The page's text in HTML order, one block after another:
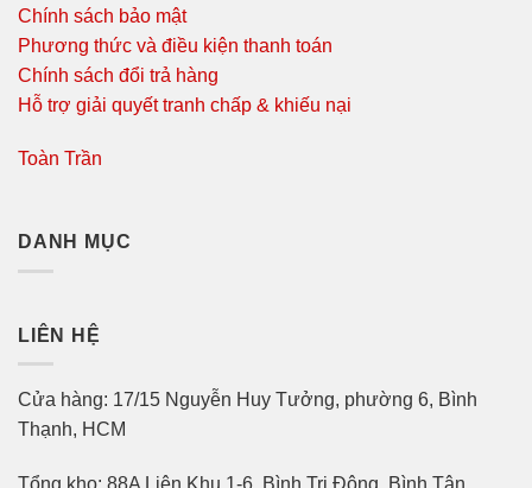
Chính sách bảo mật
Phương thức và điều kiện thanh toán
Chính sách đổi trả hàng
Hỗ trợ giải quyết tranh chấp & khiếu nại
Toàn Trần
DANH MỤC
LIÊN HỆ
Cửa hàng: 17/15 Nguyễn Huy Tưởng, phường 6, Bình
Thạnh, HCM
Tổng kho: 88A Liên Khu 1-6, Bình Trị Đông, Bình Tân